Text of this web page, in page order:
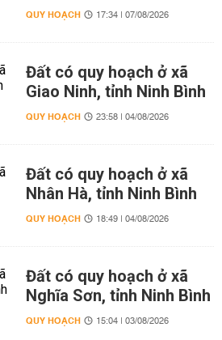
QUY HOẠCH 17:34 | 07/08/2026
Đất có quy hoạch ở xã
Giao Ninh, tỉnh Ninh Bình
QUY HOẠCH 23:58 | 04/08/2026
Đất có quy hoạch ở xã
Nhân Hà, tỉnh Ninh Bình
QUY HOẠCH 18:49 | 04/08/2026
Đất có quy hoạch ở xã
Nghĩa Sơn, tỉnh Ninh Bình
QUY HOẠCH 15:04 | 03/08/2026